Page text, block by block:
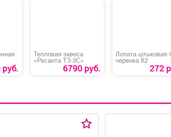
Тепловая завеса
«Ресанта ТЗ-3С»
6790 руб.
Лопата штыковая
черенка К2
272